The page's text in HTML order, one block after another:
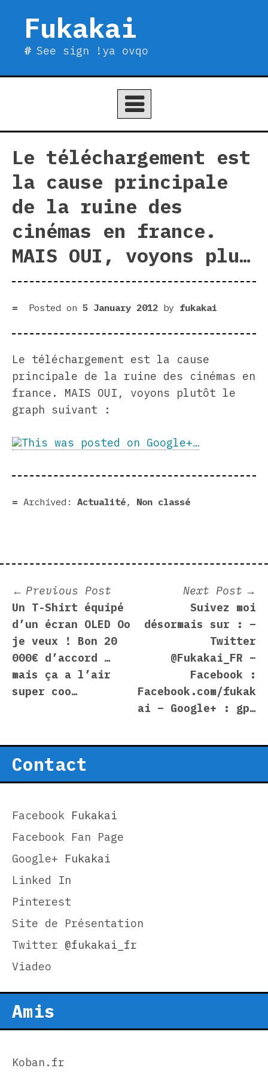
contentFukakai
See sign !ya ovqo
Le téléchargement est
la cause principale
de la ruine des
cinémas en france.
MAIS OUI, voyons plu…
Posted on 5 January 2012 by fukakai
Le téléchargement est la cause
principale de la ruine des cinémas en
france. MAIS OUI, voyons plutôt le
graph suivant :
This was posted on Google+…
Archived: Actualité , Non classé
Post
navigation
Previous Post
post:
Un T-Shirt équipé
d’un écran OLED Oo
je veux ! Bon 20
000€ d’accord …
mais ça a l’air
super coo…
Next Post
Suivez moi
désormais sur : –
Twitter
@Fukakai_FR –
Facebook :
Facebook.com/fukak
ai – Google+ : gp…
Contact
Facebook Fukakai
Facebook Fan Page
Google+ Fukakai
Linked In
Pinterest
Site de Présentation
Twitter @fukakai_fr
Viadeo
Amis
Koban.fr